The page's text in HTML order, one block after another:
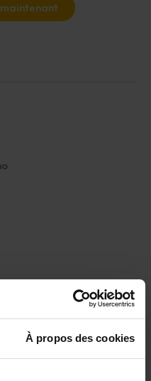
À propos des cookies
sulla confezione e
Mettere il pomodoro in uno
una volta
e tagliate la polpa a